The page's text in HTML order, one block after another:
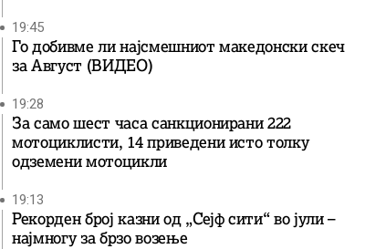
19:45
Го добивме ли најсмешниот македонски скеч
за Август (ВИДЕО)
19:28
За само шест часа санкционирани 222
мотоциклисти, 14 приведени исто толку
одземени мотоцикли
19:13
Рекорден број казни од „Сејф сити“ во јули –
најмногу за брзо возење